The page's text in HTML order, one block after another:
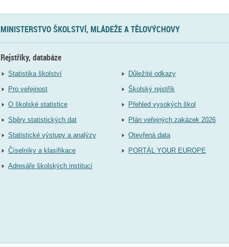
MINISTERSTVO ŠKOLSTVÍ, MLÁDEŽE A TĚLOVÝCHOVY
Rejstříky, databáze
Statistika školství
Pro veřejnost
O školské statistice
Sběry statistických dat
Statistické výstupy a analýzy
Číselníky a klasifikace
Adresáře školských institucí
Důležité odkazy
Školský rejstřík
Přehled vysokých škol
Plán veřejných zakázek 2026
Otevřená data
PORTÁL YOUR EUROPE